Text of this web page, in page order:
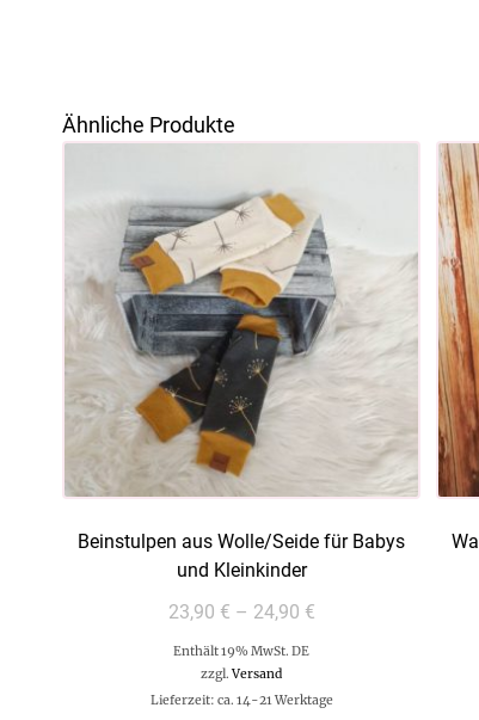
Ähnliche Produkte
Beinstulpen aus Wolle/Seide für Babys
und Kleinkinder
23,90 € – 24,90 €
Enthält 19% MwSt. DE
zzgl.Versand
Lieferzeit: ca. 14-21 Werktage